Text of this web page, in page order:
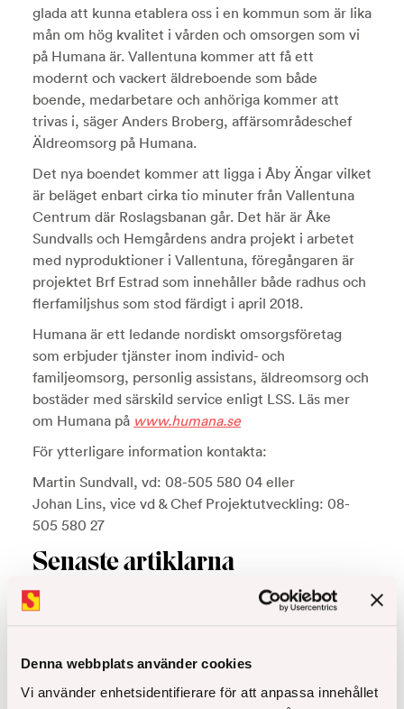
Denna webbplats använder cookies
Vi använder enhetsidentifierare för att anpassa innehållet
glada att kunna etablera oss i en kommun som är lika
mån om hög kvalitet i vården och omsorgen som vi
på Humana är. Vallentuna kommer att få ett
modernt och vackert äldreboende som både
boende, medarbetare och anhöriga kommer att
trivas i, säger Anders Broberg, affärsområdeschef
Äldreomsorg på Humana.
Det nya boendet kommer att ligga i Åby Ängar vilket
är beläget enbart cirka tio minuter från Vallentuna
Centrum där Roslagsbanan går. Det här är Åke
Sundvalls och Hemgårdens andra projekt i arbetet
med nyproduktioner i Vallentuna, föregångaren är
projektet Brf Estrad som innehåller både radhus och
flerfamiljshus som stod färdigt i april 2018.
Humana är ett ledande nordiskt omsorgsföretag
som erbjuder tjänster inom individ- och
familjeomsorg, personlig assistans, äldreomsorg och
bostäder med särskild service enligt LSS. Läs mer
om Humana på www.humana.se
För ytterligare information kontakta:
Martin Sundvall, vd: 08-505 580 04 eller
Johan Lins, vice vd & Chef Projektutveckling: 08-
505 580 27
Senaste artiklarna